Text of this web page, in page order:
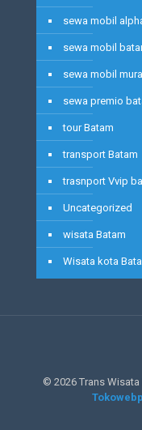
sewa mobil
sewa mobil
sewa mobil
sewa premio
tour Batam
transport Batam
trasnport Vvip
Uncategorized
wisata Batam
Wisata kota
© 2026 Trans